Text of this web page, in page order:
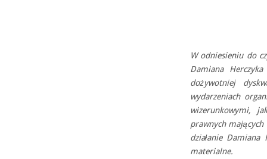
W odniesieniu do
Damiana
dożywotniej
wydarzeniach
wizerunkowymi,
prawnych mających
działanie
materialne.